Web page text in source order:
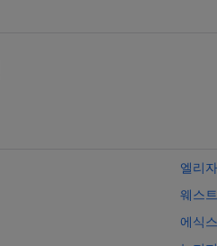
엘리
웨스
에식